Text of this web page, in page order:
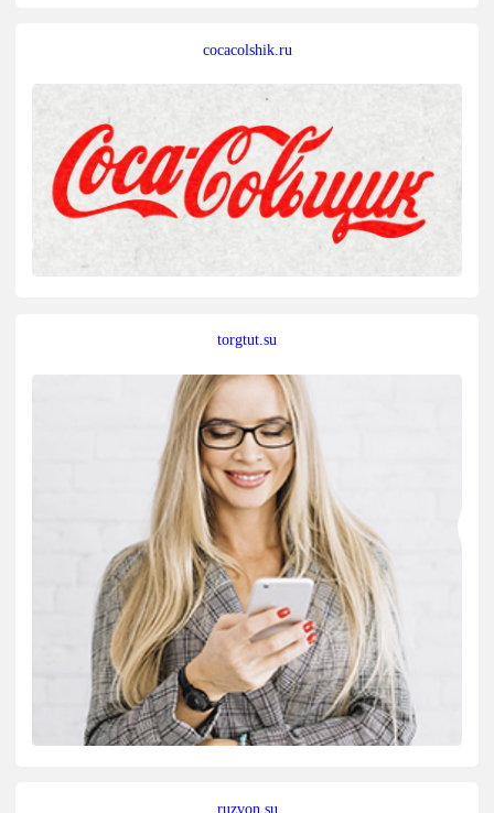
cocacolshik.ru
torgtut.su
ruzvon.su